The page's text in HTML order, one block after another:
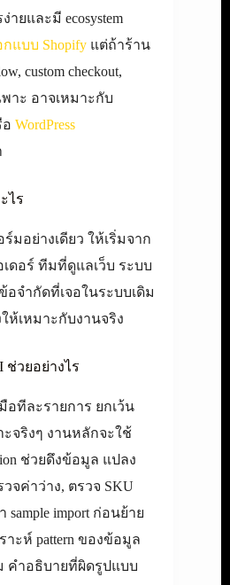
ยและมี ecosystem
กแบบ Shopify แต่ถ้าร้าน
custom checkout,
พาะ อาจเหมาะกับ
WordPress
ไร
มอย่างเดียว ให้เริ่มจาก
ดอร์ ทีมที่ดูแลเว็บ ระบบ
อจำกัดที่เจอในระบบเดิม
ห้เหมาะกับงานจริง
ช่วยอย่างไร
อทีละรายการ ยกเว้น
จริงๆ งานหลักจะใช้
ช่วยดึงข้อมูล แปลง
วจค่าว่าง, ตรวจ SKU
import ก่อนย้าย
าะห์ pattern ของข้อมูล
คำอธิบายที่ผิดรูปแบบ